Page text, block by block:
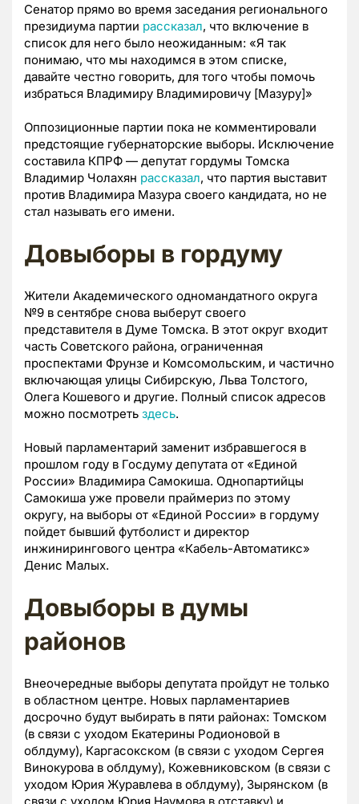
Сенатор прямо во время заседания регионального
президиума партии рассказал, что включение в
список для него было неожиданным: «Я так
понимаю, что мы находимся в этом списке,
давайте честно говорить, для того чтобы помочь
избраться Владимиру Владимировичу [Мазуру]»
Оппозиционные партии пока не комментировали
предстоящие губернаторские выборы. Исключение
составила КПРФ — депутат гордумы Томска
Владимир Чолахян рассказал, что партия выставит
против Владимира Мазура своего кандидата, но не
стал называть его имени.
Довыборы в гордуму
Жители Академического одномандатного округа
№9 в сентябре снова выберут своего
представителя в Думе Томска. В этот округ входит
часть Советского района, ограниченная
проспектами Фрунзе и Комсомольским, и частично
включающая улицы Сибирскую, Льва Толстого,
Олега Кошевого и другие. Полный список адресов
можно посмотреть здесь.
Новый парламентарий заменит избравшегося в
прошлом году в Госдуму депутата от «Единой
России» Владимира Самокиша. Однопартийцы
Самокиша уже провели праймериз по этому
округу, на выборы от «Единой России» в гордуму
пойдет бывший футболист и директор
инжинирингового центра «Кабель-Автоматикс»
Денис Малых.
Довыборы в думы
районов
Внеочередные выборы депутата пройдут не только
в областном центре. Новых парламентариев
досрочно будут выбирать в пяти районах: Томском
(в связи с уходом Екатерины Родионовой в
облдуму), Каргасокском (в связи с уходом Сергея
Винокурова в облдуму), Кожевниковском (в связи с
уходом Юрия Журавлева в облдуму), Зырянском (в
связи с уходом Юрия Наумова в отставку) и